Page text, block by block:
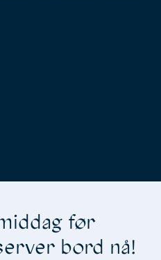
før
bord nå!